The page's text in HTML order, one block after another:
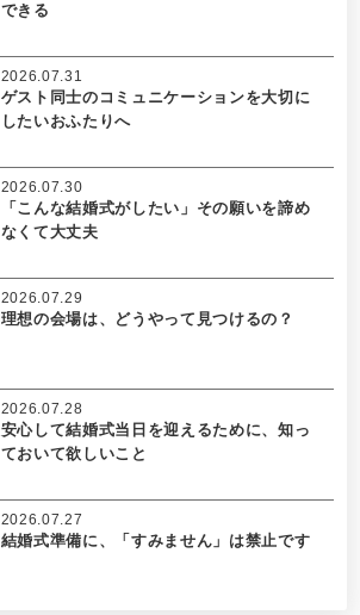
できる
ゲスト同士のコミュニケーションを大切に
したいおふたりへ
2026.07.31
「こんな結婚式がしたい」その願いを諦め
なくて大丈夫
2026.07.30
理想の会場は、どうやって見つけるの？
2026.07.29
安心して結婚式当日を迎えるために、知っ
ておいて欲しいこと
2026.07.28
結婚式準備に、「すみません」は禁止です
2026.07.27